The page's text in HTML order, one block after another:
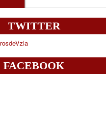
TWITTER
FACEBOOK